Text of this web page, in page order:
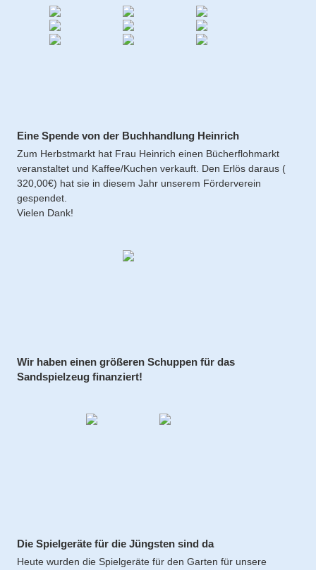
Eine Spende von der Buchhandlung Heinrich
Zum Herbstmarkt hat Frau Heinrich einen Bücherflohmarkt
veranstaltet und Kaffee/Kuchen verkauft. Den Erlös daraus (
320,00€) hat sie in diesem Jahr unserem Förderverein
gespendet.
Vielen Dank!
Wir haben einen größeren Schuppen für das
Sandspielzeug finanziert!
Die Spielgeräte für die Jüngsten sind da
Heute wurden die Spielgeräte für den Garten für unsere